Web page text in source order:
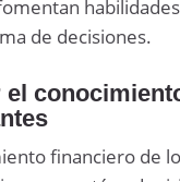
de decisiones.
el
financiero de